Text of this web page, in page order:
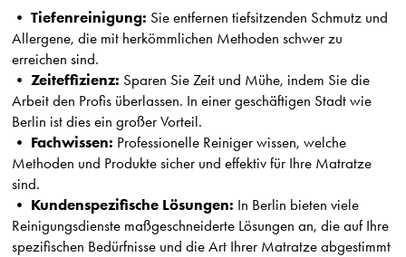
•Tiefenreinigung: Sie entfernen tiefsitzenden Schmutz und
Allergene, die mit herkömmlichen Methoden schwer zu
erreichen sind.
•Zeiteffizienz: Sparen Sie Zeit und Mühe, indem Sie die
Arbeit den Profis überlassen. In einer geschäftigen Stadt wie
Berlin ist dies ein großer Vorteil.
• Fachwissen: Professionelle Reiniger wissen, welche
Methoden und Produkte sicher und effektiv für Ihre Matratze
sind.
• Kundenspezifische Lösungen: In Berlin bieten viele
Reinigungsdienste maßgeschneiderte Lösungen an, die auf Ihre
spezifischen Bedürfnisse und die Art Ihrer Matratze abgestimmt